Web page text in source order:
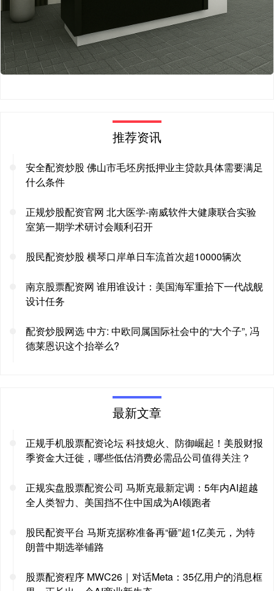
推荐资讯
安全配资炒股 佛山市毛坯房抵押业主贷款具体需要满足
什么条件
正规炒股配资官网 北大医学-南威软件大健康联合实验
室第一期学术研讨会顺利召开
股民配资炒股 横琴口岸单日车流首次超10000辆次
南京股票配资网 谁用谁设计：美国海军重拾下一代战舰
设计任务
配资炒股网选 中方: 中欧同属国际社会中的“大个子”, 冯
德莱恩识这个抬举么?
最新文章
正规手机股票配资论坛 科技熄火、防御崛起！美股财报
季资金大迁徙，哪些低估消费必需品公司值得关注？
正规实盘股票配资公司 马斯克最新定调：5年内AI超越
全人类智力、美国挡不住中国成为AI领跑者
股民配资平台 马斯克据称准备再“砸”超1亿美元，为特
朗普中期选举铺路
股票配资程序 MWC26｜对话Meta：35亿用户的消息框